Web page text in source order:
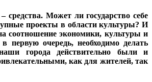
Может ли государство себе
проекты в области культуры? И
соотношение экономики, культуры и
первую очередь, необходимо делать
города действительно были и
как для жителей, так